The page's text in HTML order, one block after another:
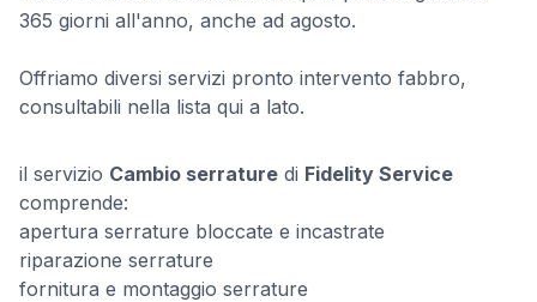
365 giorni all'anno, anche ad agosto.
Offriamo diversi servizi pronto intervento fabbro,
consultabili nella lista qui a lato.
il servizio Cambio serrature di Fidelity Service
comprende:
apertura serrature bloccate e incastrate
riparazione serrature
fornitura e montaggio serrature